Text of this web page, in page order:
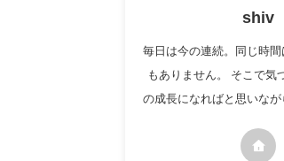
shiv
毎日は今の連続。同じ時
もありません。 そこで気
の成長になればと思いなが